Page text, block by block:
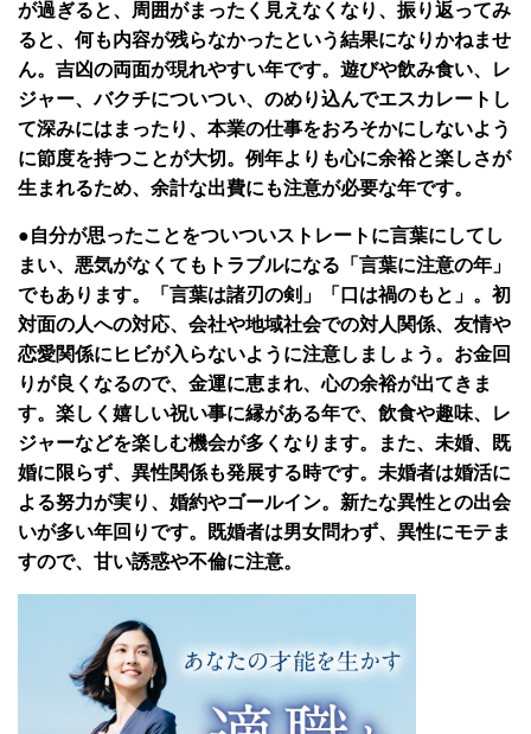
が過ぎると、周囲がまったく見えなくなり、振り返ってみ
ると、何も内容が残らなかったという結果になりかねませ
ん。吉凶の両面が現れやすい年です。遊びや飲み食い、レ
ジャー、バクチについつい、のめり込んでエスカレートし
て深みにはまったり、本業の仕事をおろそかにしないよう
に節度を持つことが大切。例年よりも心に余裕と楽しさが
生まれるため、余計な出費にも注意が必要な年です。
●自分が思ったことをついついストレートに言葉にしてし
まい、悪気がなくてもトラブルになる「言葉に注意の年」
でもあります。「言葉は諸刃の剣」「口は禍のもと」。初
対面の人への対応、会社や地域社会での対人関係、友情や
恋愛関係にヒビが入らないように注意しましょう。お金回
りが良くなるので、金運に恵まれ、心の余裕が出てきま
す。楽しく嬉しい祝い事に縁がある年で、飲食や趣味、レ
ジャーなどを楽しむ機会が多くなります。また、未婚、既
婚に限らず、異性関係も発展する時です。未婚者は婚活に
よる努力が実り、婚約やゴールイン。新たな異性との出会
いが多い年回りです。既婚者は男女問わず、異性にモテま
すので、甘い誘惑や不倫に注意。